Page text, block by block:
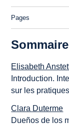
Pages
Sommaire
Elisabeth
Introduction.
sur les
Clara Duterme
Dueños de los